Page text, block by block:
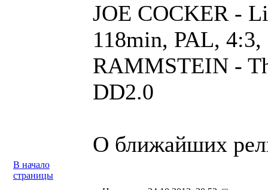
JOE COCKER -
118min, PAL,
RAMMSTEIN -
DD2.0
О ближайших
В начало
страницы